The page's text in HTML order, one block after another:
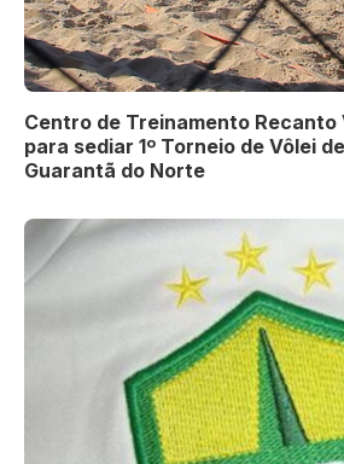
Centro de Treinamento Recanto
para sediar 1º Torneio de Vôlei
Guarantã do Norte